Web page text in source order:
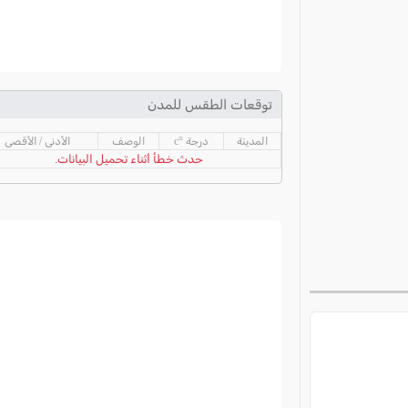
توقعات الطقس للمدن
المدينة درجة °c الوصف الأدنى / الأقصى
حدث خطأ أثناء تحميل البيانات.